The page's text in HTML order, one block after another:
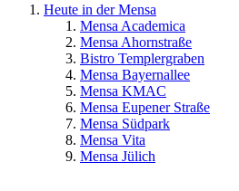
Heute in der Mensa
Mensa Academica
Mensa Ahornstraße
Bistro Templergraben
Mensa Bayernallee
Mensa KMAC
Mensa Eupener Straße
Mensa Südpark
Mensa Vita
Mensa Jülich